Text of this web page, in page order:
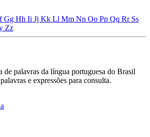
Gg Hh Ii Jj Kk Ll Mm Nn Oo Pp Qq Rr Ss
Zz
de palavras da língua portuguesa do Brasil
e expressões para consulta.